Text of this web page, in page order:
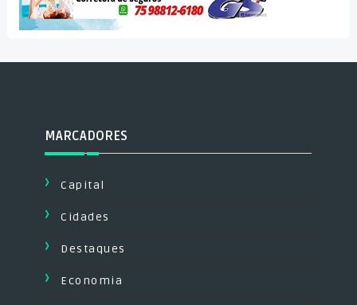
MARCADORES
Capital
Cidades
Destaques
Economia